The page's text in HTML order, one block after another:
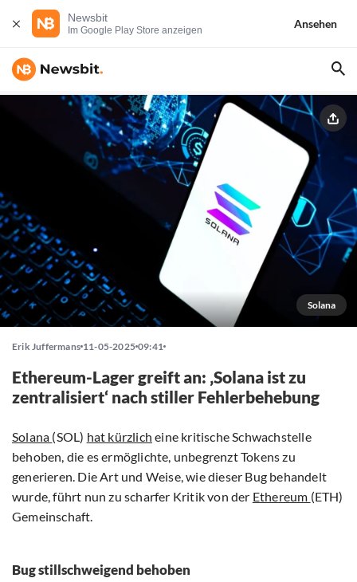
Newsbit
Im Google Play Store anzeigen
Ansehen
Solana
Erik Juffermans 11-05-2025 09:41
Ethereum-Lager greift an: ‚Solana ist zu
zentralisiert‘ nach stiller Fehlerbehebung
Solana (SOL) hat kürzlich eine kritische Schwachstelle
behoben, die es ermöglichte, unbegrenzt Tokens zu
generieren. Die Art und Weise, wie dieser Bug behandelt
wurde, führt nun zu scharfer Kritik von der Ethereum (ETH)
Gemeinschaft.
Bug stillschweigend behoben